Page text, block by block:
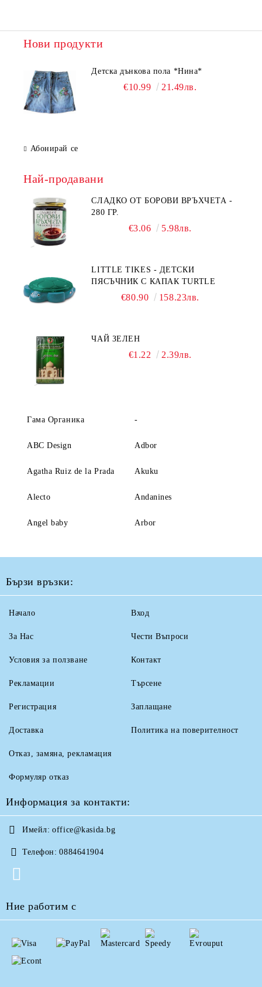
Нови продукти
Детска дънкова пола *Нина*
€10.99 21.49лв.
Абонирай се
Най-продавани
СЛАДКО ОТ БОРОВИ ВРЪХЧЕТА -
280 ГР.
€3.06 5.98лв.
LITTLE TIKES - ДЕТСКИ
ПЯСЪЧНИК С КАПАК TURTLE
€80.90 158.23лв.
ЧАЙ ЗЕЛЕН
€1.22 2.39лв.
Гама Органика -
ABC Design Adbor
Agatha Ruiz de la Prada Akuku
Alecto Andanines
Angel baby Arbor
Бързи връзки:
Начало
За Нас
Условия за ползване
Рекламации
Вход
Чести Въпроси
Контакт
Търсене
Регистрация
Доставка
Отказ, замяна, рекламация
Формуляр отказ
Заплащане
Политика на поверителност
Информация за контакти:
Имейл: office@kasida.bg
Телефон: 0884641904
Ние работим с